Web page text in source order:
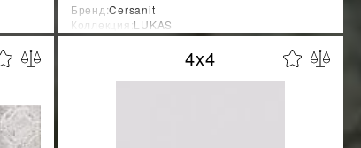
%
Бренд:Cersanit
Коллекция:LUKAS
Страна-производитель:Украина
УЗНАТЬ СВОЮ СКИДКУ %
4x4